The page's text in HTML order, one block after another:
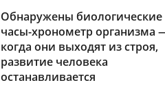
Обнаружены биологические
часы-хронометр организма
когда они выходят из строя,
развитие человека
останавливается